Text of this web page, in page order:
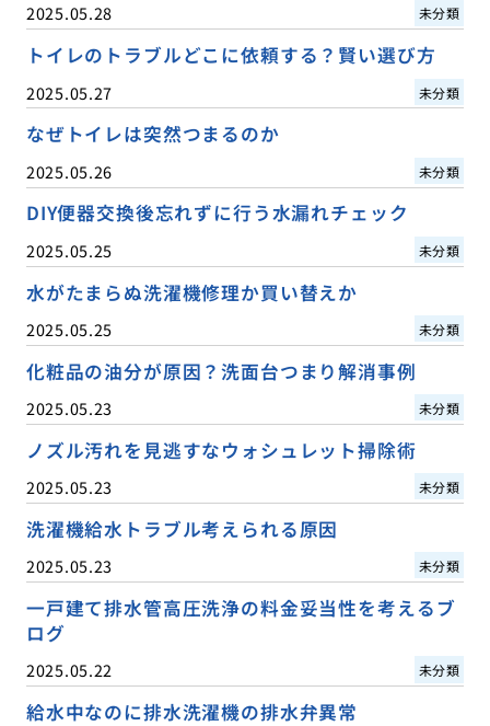
2025.05.28 未分類
トイレのトラブルどこに依頼する？賢い選び方
2025.05.27 未分類
なぜトイレは突然つまるのか
2025.05.26 未分類
DIY便器交換後忘れずに行う水漏れチェック
2025.05.25 未分類
水がたまらぬ洗濯機修理か買い替えか
2025.05.25 未分類
化粧品の油分が原因？洗面台つまり解消事例
2025.05.23 未分類
ノズル汚れを見逃すなウォシュレット掃除術
2025.05.23 未分類
洗濯機給水トラブル考えられる原因
2025.05.23 未分類
一戸建て排水管高圧洗浄の料金妥当性を考えるブ
ログ
2025.05.22 未分類
給水中なのに排水洗濯機の排水弁異常